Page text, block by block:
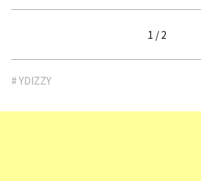
1 / 2
# YDIZZY